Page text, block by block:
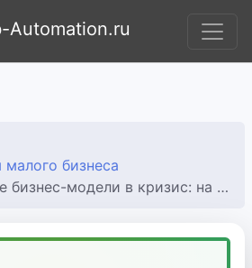
Automation.ru
бизнеса
в кризис: на чем можно заработать сейчас